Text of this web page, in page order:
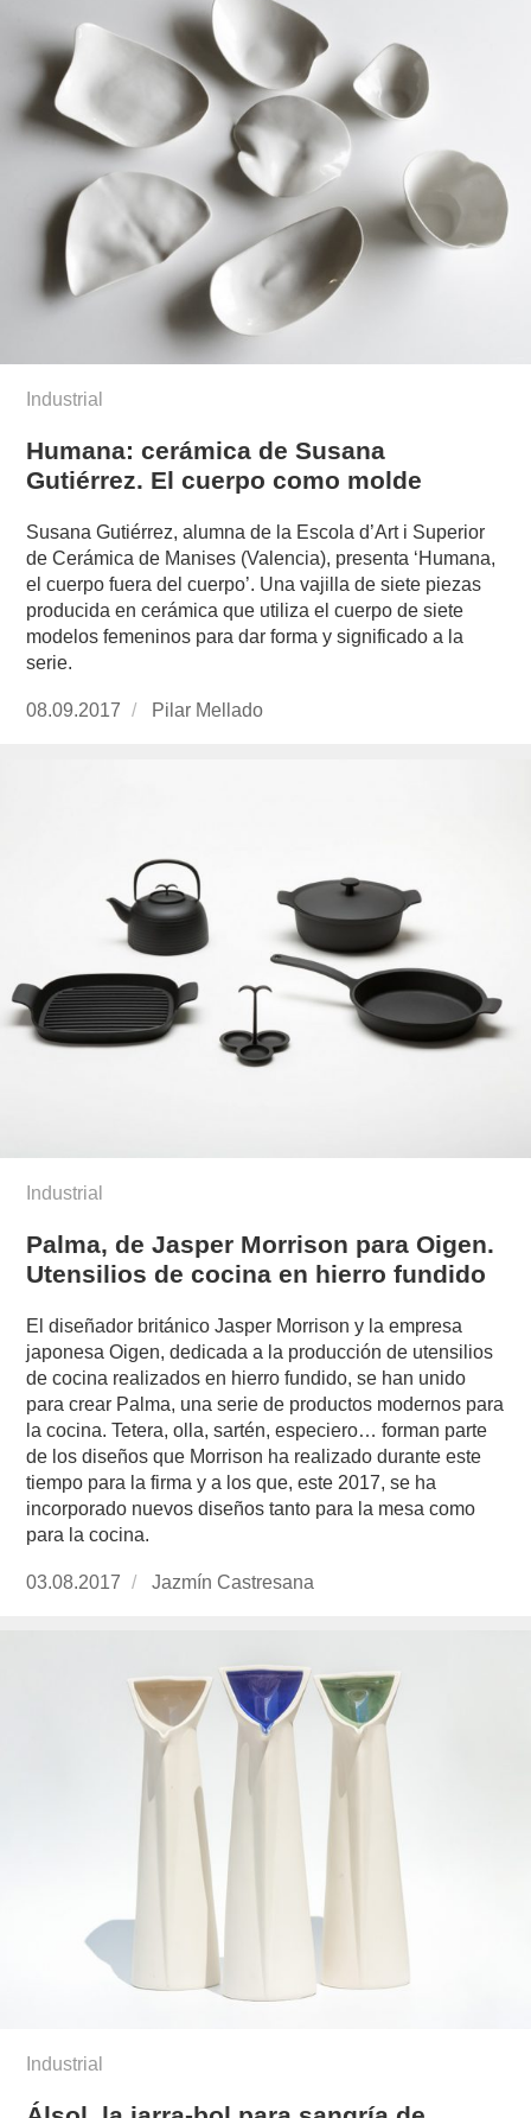
Industrial
Humana: cerámica de Susana
Gutiérrez. El cuerpo como molde
Susana Gutiérrez, alumna de la Escola d’Art i Superior
de Cerámica de Manises (Valencia), presenta ‘Humana,
el cuerpo fuera del cuerpo’. Una vajilla de siete piezas
producida en cerámica que utiliza el cuerpo de siete
modelos femeninos para dar forma y significado a la
serie.
Publicado
08.09.2017
https://www.experimenta.es/author/pilar-
Pilar Mellado
Industrial
Palma, de Jasper Morrison para Oigen.
Utensilios de cocina en hierro fundido
El diseñador británico Jasper Morrison y la empresa
japonesa Oigen, dedicada a la producción de utensilios
de cocina realizados en hierro fundido, se han unido
para crear Palma, una serie de productos modernos para
la cocina. Tetera, olla, sartén, especiero… forman parte
de los diseños que Morrison ha realizado durante este
tiempo para la firma y a los que, este 2017, se ha
incorporado nuevos diseños tanto para la mesa como
para la cocina.
Publicado
03.08.2017
https://www.experimenta.es/author/jazmin-
Jazmín Castresana
Industrial